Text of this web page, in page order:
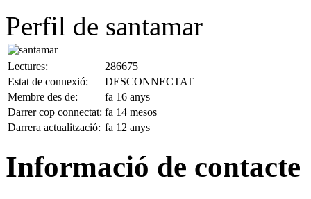
Perfil de santamar
Lectures:
286675
Estat de connexió:
DESCONNECTAT
Membre des de:
fa 16 anys
Darrer cop connectat: fa 14 mesos
Darrera actualització: fa 12 anys
Informació de contacte